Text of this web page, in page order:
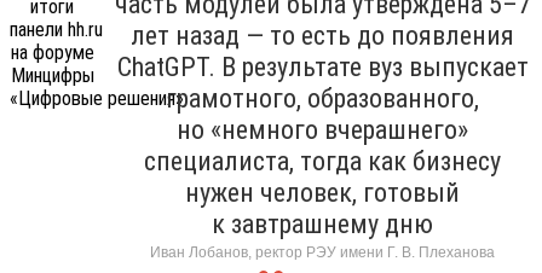
лет назад — то есть до появления
ChatGPT. В результате вуз выпускает
грамотного, образованного,
но «немного вчерашнего»
специалиста, тогда как бизнесу
нужен человек, готовый
к завтрашнему дню
Иван Лобанов, ректор РЭУ имени Г. В. Плеханова